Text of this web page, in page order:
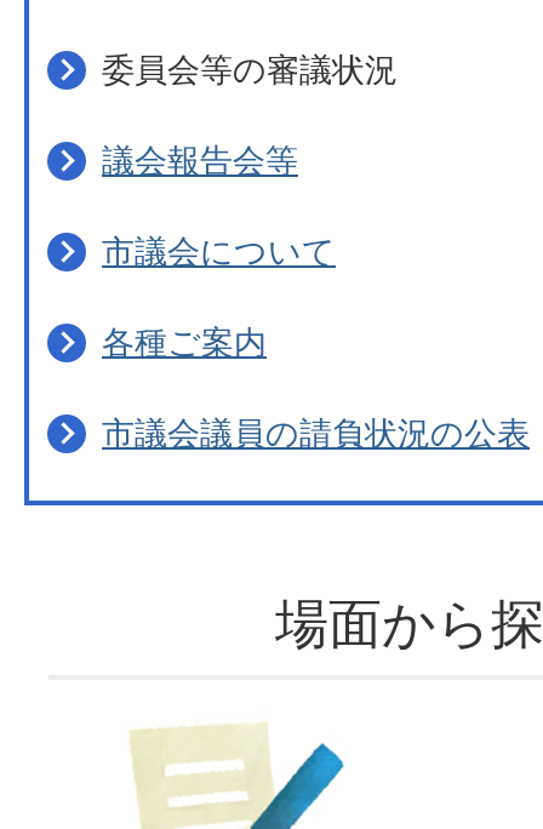
委員会等の審議状況
議会報告会等
市議会について
各種ご案内
市議会議員の請負状況の公表
場面から